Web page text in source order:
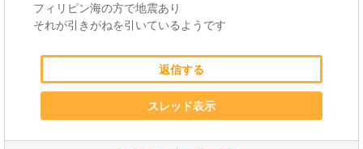
フィリピン海の方で地震あり
それが引きがねを引いているようです
返信する
スレッド表示